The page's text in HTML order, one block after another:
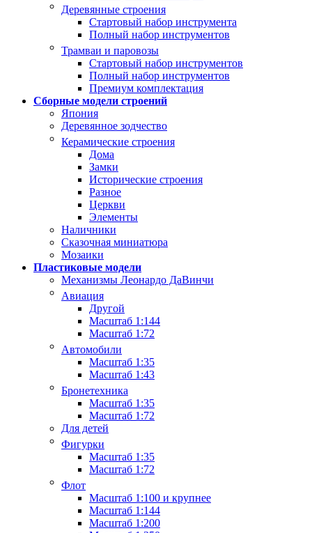
Деревянные строения
Стартовый набор инструмента
Полный набор инструментов
Трамваи и паровозы
Стартовый набор инструментов
Полный набор инструментов
Премиум комплектация
Сборные модели строений
Япония
Деревянное зодчество
Керамические строения
Дома
Замки
Исторические строения
Разное
Церкви
Элементы
Наличники
Сказочная миниатюра
Мозаики
Пластиковые модели
Механизмы Леонардо ДаВинчи
Авиация
Другой
Масштаб 1:144
Масштаб 1:72
Автомобили
Масштаб 1:35
Масштаб 1:43
Бронетехника
Масштаб 1:35
Масштаб 1:72
Для детей
Фигурки
Масштаб 1:35
Масштаб 1:72
Флот
Масштаб 1:100 и крупнее
Масштаб 1:144
Масштаб 1:200